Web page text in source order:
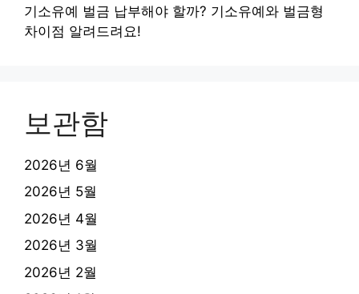
기소유예 벌금 납부해야 할까? 기소유예와 벌금형
차이점 알려드려요!
보관함
2026년 6월
2026년 5월
2026년 4월
2026년 3월
2026년 2월